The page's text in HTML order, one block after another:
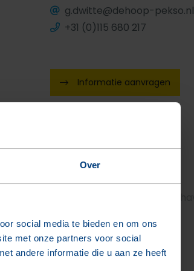
Over
social media te bieden en om ons
met onze partners voor social
andere informatie die u aan ze heeft
g.dwitte@dehoop-pekso.nl
+31 (0)115 680 217
Informatie aanvragen
Talentencentrum Breda
Bekijk meer projecten